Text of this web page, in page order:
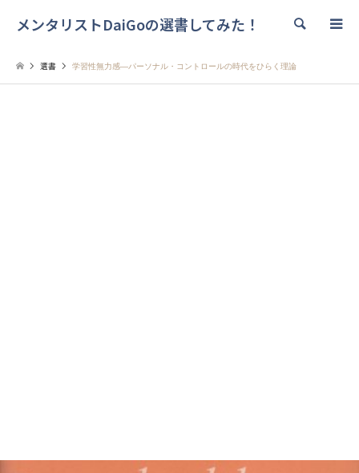
メンタリストDaiGoの選書してみた！ 検索
選書 学習性無力感―パーソナル・コントロールの時代をひらく理論